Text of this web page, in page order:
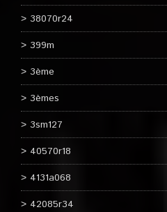
38070r24
399m
3ème
3èmes
3sm127
40570r18
4131a068
42085r34